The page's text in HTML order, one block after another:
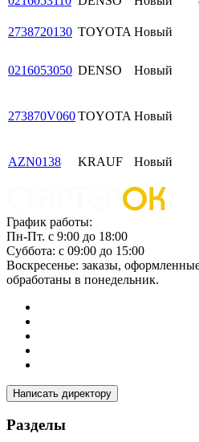
2738720130 TOYOTA Новый
0216053050 DENSO Новый
273870V060TOYOTA Новый
AZN0138 KRAUF Новый
График работы:
Пн-Пт. с 9:00 до 18:00
Суббота: с 09:00 до 15:00
Воскресенье: заказы,
обработаны в понедельник.
Написать директору
Разделы